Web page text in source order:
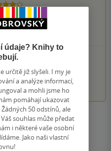
4 hvězdičky
KNIHY
5
hodnocení
údaje? Knihy to
určitě již slyšeli. I my je
a analýze informací,
a mohli jsme ho
pomáhají ukazovat
50 odstínů, ale
souhlas může předat
i některé vaše osobní
Jako naši vlastní